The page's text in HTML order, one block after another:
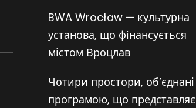
BWA Wrocław — культурна
установа, що фінансується
містом Вроцлав
Чотири простори, об’єднані
програмою, що представляє